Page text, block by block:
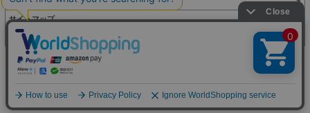
サイトマップ
お問い合わせ